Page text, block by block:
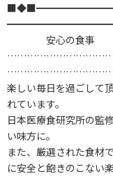
安心の食事
楽しい毎日を過ごして
れています。
日本医療食研究所の監
い味方に。
また、厳選された食材
に安全と飽きのこない